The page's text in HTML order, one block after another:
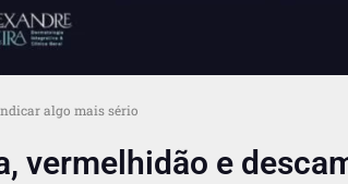
algo mais sério
vermelhidão e